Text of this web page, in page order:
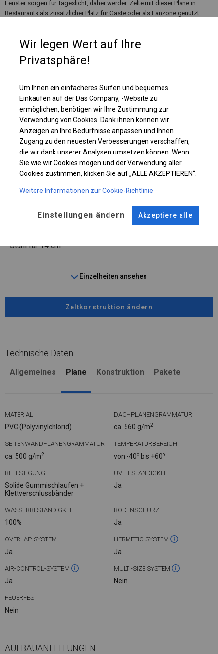
Fenster sorgen für Tageslicht, daher werden Zelte mit dieser Plane in
Restaurants als zusätzlicher Platz für Gäste oder als Fanzone genutzt.
Einzelheiten ansehen
Plane ändern
KONSTRUKTION
WINTER
ROHRE
Stahl ca.fi 50 mm
ANSCHLÜSSE
Stahl ca.fi 54 mm
Stahlfür 14 cm
Einzelheiten ansehen
Zeltkonstruktion ändern
Technische Daten
Allgemeines Plane Konstruktion Pakete
MATERIAL
PVC (Polyvinylchlorid)
DACHPLANENGRAMMATUR
ca. 560 g/m2
SEITENWANDPLANENGRAMMATUR
ca. 500 g/m2
TEMPERATURBEREICH
von -40o bis +60o
BEFESTIGUNG
Solide Gummischlaufen +
Klettverschlussbänder
UV-BESTÄNDIGKEIT
Ja
WASSERBESTÄNDIGKEIT
100%
BODENSCHÜRZE
Ja
OVERLAP-SYSTEM
Ja
HERMETIC-SYSTEM
Ja
AIR-CONTROL-SYSTEM
Ja
MULTI-SIZE SYSTEM
Nein
FEUERFEST
Nein
AUFBAUANLEITUNGEN
Wir legen Wert auf Ihre
Privatsphäre!
Um Ihnen ein einfacheres Surfen und bequemes
Einkaufen auf der Das Company, -Website zu
ermöglichen, benötigen wir Ihre Zustimmung zur
Verwendung von Cookies. Dank ihnen können wir
Anzeigen an Ihre Bedürfnisse anpassen und Ihnen
Zugang zu den neuesten Verbesserungen verschaffen,
die wir dank unserer Analysen umsetzen können. Wenn
Sie wie wir Cookies mögen und der Verwendung aller
Cookies zustimmen, klicken Sie auf „ALLE AKZEPTIEREN“.
Weitere Informationen zur Cookie-Richtlinie
Einstellungen ändern Akzeptiere alle